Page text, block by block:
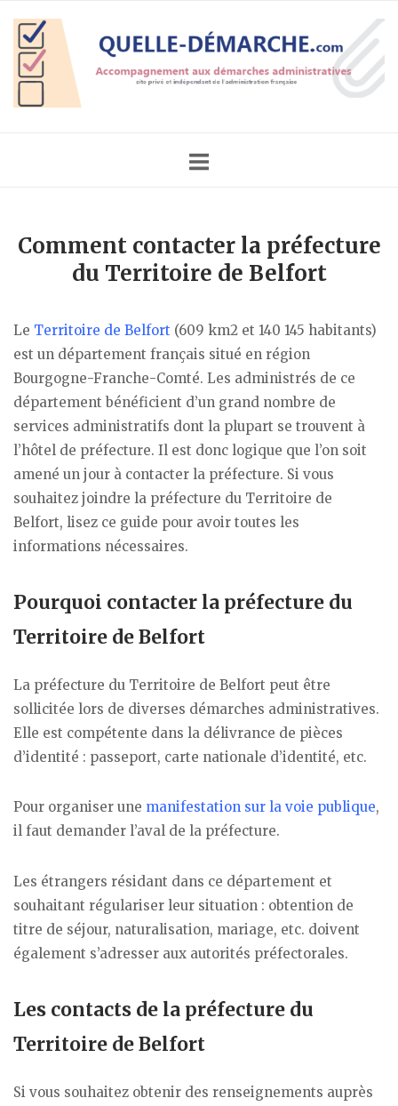
content
Home
Comment contacter la préfecture
du Territoire de Belfort
Le Territoire de Belfort (609 km2 et 140 145 habitants)
est un département français situé en région
Bourgogne-Franche-Comté. Les administrés de ce
département bénéficient d’un grand nombre de
services administratifs dont la plupart se trouvent à
l’hôtel de préfecture. Il est donc logique que l’on soit
amené un jour à contacter la préfecture. Si vous
souhaitez joindre la préfecture du Territoire de
Belfort, lisez ce guide pour avoir toutes les
informations nécessaires.
Pourquoi contacter la préfecture du
Territoire de Belfort
La préfecture du Territoire de Belfort peut être
sollicitée lors de diverses démarches administratives.
Elle est compétente dans la délivrance de pièces
d’identité : passeport, carte nationale d’identité, etc.
Pour organiser une manifestation sur la voie publique,
il faut demander l’aval de la préfecture.
Les étrangers résidant dans ce département et
souhaitant régulariser leur situation : obtention de
titre de séjour, naturalisation, mariage, etc. doivent
également s’adresser aux autorités préfectorales.
Les contacts de la préfecture du
Territoire de Belfort
Si vous souhaitez obtenir des renseignements auprès